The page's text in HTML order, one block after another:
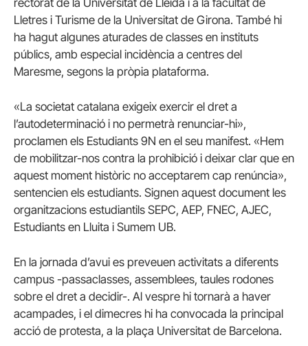
rectorat de la Universitat de Lleida i a la facultat de
Lletres i Turisme de la Universitat de Girona. També hi
ha hagut algunes aturades de classes en instituts
públics, amb especial incidència a centres del
Maresme, segons la pròpia plataforma.
«La societat catalana exigeix exercir el dret a
l’autodeterminació i no permetrà renunciar-hi»,
proclamen els Estudiants 9N en el seu manifest. «Hem
de mobilitzar-nos contra la prohibició i deixar clar que en
aquest moment històric no acceptarem cap renúncia»,
sentencien els estudiants. Signen aquest document les
organitzacions estudiantils SEPC, AEP, FNEC, AJEC,
Estudiants en Lluita i Sumem UB.
En la jornada d’avui es preveuen activitats a diferents
campus -passaclasses, assemblees, taules rodones
sobre el dret a decidir-. Al vespre hi tornarà a haver
acampades, i el dimecres hi ha convocada la principal
acció de protesta, a la plaça Universitat de Barcelona.